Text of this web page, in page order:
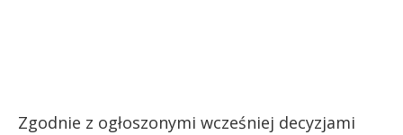
Zgodnie z ogłoszonymi wcześniej decyzjami